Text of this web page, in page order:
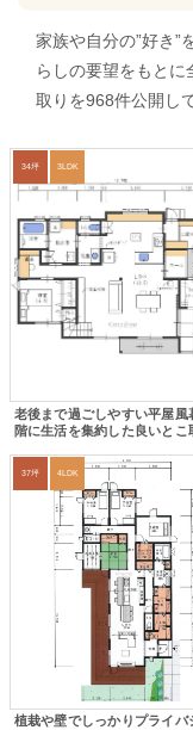
家族や自分の”好き”
らしの要望をもとに
取りを968件公開し
34坪 3LDK
老後まで過ごしやすい平屋風
階に生活を集約した良いとこ
37坪 4LDK
植栽や壁でしっかりプライバ